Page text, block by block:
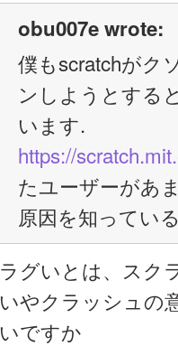
obu007e wrote:
僕もscratchがク
ンしようとする
います.
https://
たユーザーがあ
原因を知ってい
ラグいとは、スク
いやクラッシュの
いですか